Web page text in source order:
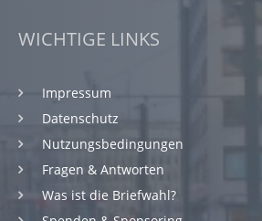
WICHTIGE LINKS
Impressum
Datenschutz
Nutzungsbedingungen
Fragen & Antworten
Was ist die Briefwahl?